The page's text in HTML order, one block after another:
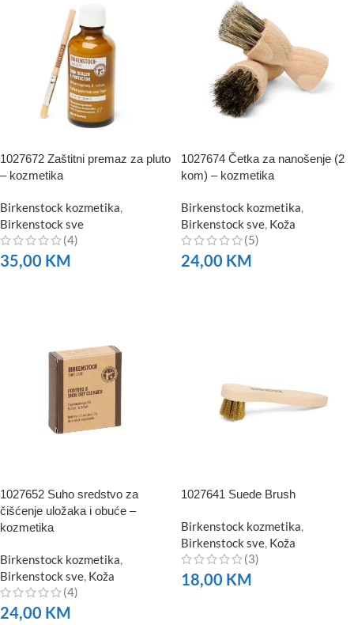
1027672 Zaštitni premaz za pluto
– kozmetika
Birkenstock kozmetika
Birkenstock sve
(4)
35,00 KM
1027674 Četka za nanošenje (2
kom) – kozmetika
Birkenstock kozmetika
Birkenstock sve Koža
(5)
24,00 KM
1027652 Suho sredstvo za
čišćenje uložaka i obuće –
kozmetika
Birkenstock kozmetika
Birkenstock sve Koža
(4)
24,00 KM
1027641 Suede Brush
Birkenstock kozmetika
Birkenstock sve Koža
(3)
18,00 KM